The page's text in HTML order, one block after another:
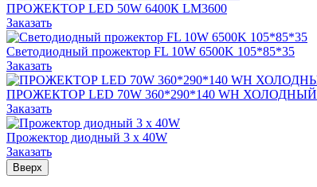
ПРОЖЕКТОР LED 50W 6400К LM3600
Заказать
Светодиодный прожектор FL 10W 6500K 105*85*35
Заказать
ПРОЖЕКТОР LED 70W 360*290*140 WH ХОЛОДНЫЙ
Заказать
Прожектор диодный 3 х 40W
Заказать
Вверх